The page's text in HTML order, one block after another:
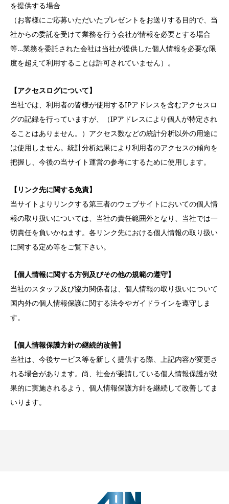
を提供する場合
（お客様にご応募いただいたプレゼントをお送りする目的で、当
社からの委託を受けて業務を行う会社が情報を必要とする場合
等…業務を委託された会社は当社が提供した個人情報を必要な限
度を超えて利用することは許可されていません）。
【アクセスログについて】
当社では、利用者の皆様が使用するIPアドレスを含むアクセスロ
グの記録を行っていますが、（IPアドレスにより個人が特定され
ることはありません。）アクセス数などの統計分析以外の用途に
は使用しません。統計分析結果により利用者のアクセスの傾向を
把握し、今後の当サイト運営の参考にするために使用します。
【リンク先に関する免責】
当サイトよりリンクする第三者のウェブサイトにおいての個人情
報の取り扱いについては、当社の責任範囲外となり、当社では一
切責任を負いかねます。各リンク先における個人情報の取り扱い
に関する定め等をご覧下さい。
【個人情報に関する方例及びその他の規範の遵守】
当社のスタッフ及び協力関係者は、個人情報の取り扱いについて
国内外の個人情報保護に関する法令やガイドラインを遵守しま
す。
【個人情報保護方針の継続的改善】
当社は、今後サービス等を新しく提供する際、上記内容が変更さ
れる場合があります。尚、社会が要請している個人情報保護が効
果的に実施されるよう、個人情報保護方針を継続して改善してま
いります。